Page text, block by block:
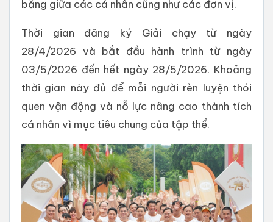
bằng giữa các cá nhân cũng như các đơn vị.
Thời gian đăng ký Giải chạy từ ngày
28/4/2026 và bắt đầu hành trình từ ngày
03/5/2026 đến hết ngày 28/5/2026. Khoảng
thời gian này đủ để mỗi người rèn luyện thói
quen vận động và nỗ lực nâng cao thành tích
cá nhân vì mục tiêu chung của tập thể.